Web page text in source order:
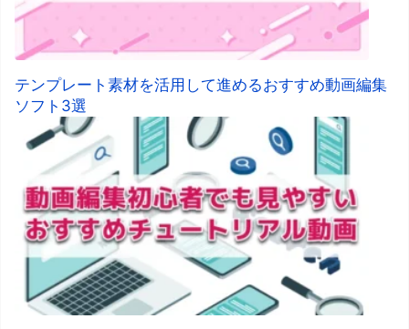
テンプレート素材を活用して進めるおすすめ動画編集
ソフト3選